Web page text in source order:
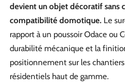
devient un objet décoratif sans
compatibilité domotique. Le
rapport à un poussoir Odace ou
durabilité mécanique et la
positionnement sur les
résidentiels haut de gamme.